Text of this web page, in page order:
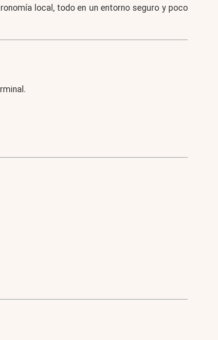
local, todo en un entorno seguro y poco